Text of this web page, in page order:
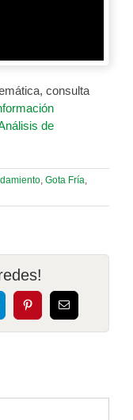
consulta
de
, Gota Fría,
PinterestCorreo
electrónico